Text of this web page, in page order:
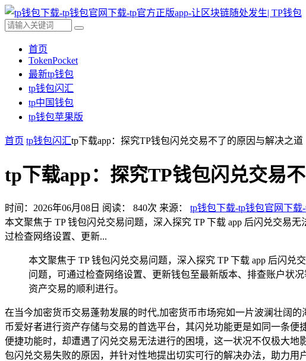
首页
TokenPocket
最新tp钱包
tp钱包闪汇
tp中国钱包
tp钱包苹果版
首页 tp钱包闪汇tp下载app：探究TP钱包闪兑交易不了的原因与解决之道
tp下载app：探究TP钱包闪兑交易
时间：2026年06月08日 阅读： 840次 来源： tp钱包下载-tp钱包官网下载
本文聚焦于 TP 钱包闪兑交易问题，深入探究 TP 下载 app 后闪兑交易
过检查网络设置、更新...
本文聚焦于 TP 钱包闪兑交易问题，深入探究 TP 下载 app 后闪
问题，可通过检查网络设置、更新钱包至最新版本、排查账户状
资产交易的顺利进行。
在当今加密货币交易蓬勃发展的时代,加密货币市场宛如一片波澜壮阔
币爱好者进行资产存储与交易的首选平台，其闪兑功能更是如同一条
便捷功能时，却遭遇了闪兑交易无法进行的困境，这一状况不仅极大
包闪兑交易失败的原因，并针对性地提出切实可行的解决办法，助力用